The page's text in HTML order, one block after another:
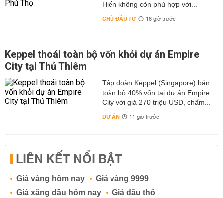
Hiến không còn phù hợp với...
CHỦ ĐẦU TƯ 16 giờ trước
Keppel thoái toàn bộ vốn khỏi dự án Empire
City tại Thủ Thiêm
Tập đoàn Keppel (Singapore) bán
toàn bộ 40% vốn tại dự án Empire
City với giá 270 triệu USD, chấm...
DỰ ÁN 11 giờ trước
LIÊN KẾT NỔI BẬT
Giá vàng hôm nay
Giá vàng 9999
Giá xăng dầu hôm nay
Giá dầu thô